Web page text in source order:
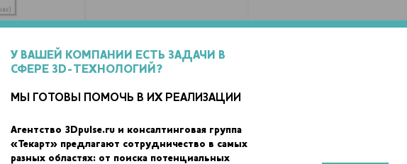
У ВАШЕЙ КОМПАНИИ ЕСТЬ ЗАДАЧИ В
СФЕРЕ 3D-ТЕХНОЛОГИЙ?
МЫ ГОТОВЫ ПОМОЧЬ В ИХ РЕАЛИЗАЦИИ
Агентство 3Dpulse.ru и консалтинговая группа
«Текарт» предлагают сотрудничество в самых
разных областях: от поиска потенциальных